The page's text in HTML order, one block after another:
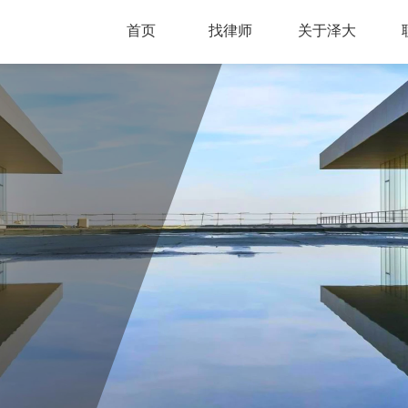
首页 找律师 关于泽大